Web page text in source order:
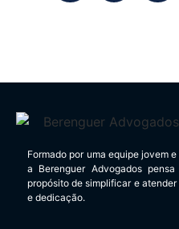
Formado por uma equipe jovem
a Berenguer Advogados
propósito de simplificar e
e dedicação.